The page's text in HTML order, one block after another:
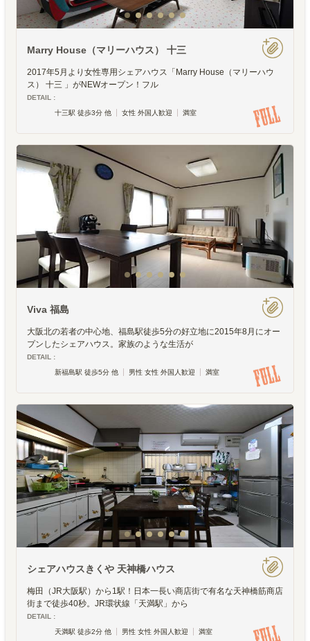
Marry House（マリーハウス） 十三
2017年5月より女性専用シェアハウス「Marry House（マリーハウ
ス） 十三 」がNEWオープン！フル
DETAIL :
十三駅 徒歩3分 他
女性 外国人歓迎 満室
Viva 福島
大阪北の若者の中心地、福島駅徒歩5分の好立地に2015年8月にオー
プンしたシェアハウス。家族のような生活が
DETAIL :
新福島駅 徒歩5分 他
男性 女性 外国人歓迎 満室
シェアハウスきくや 天神橋ハウス
梅田（JR大阪駅）から1駅！日本一長い商店街で有名な天神橋筋商店
街まで徒歩40秒。JR環状線「天満駅」から
DETAIL :
天満駅 徒歩2分 他
男性 女性 外国人歓迎 満室